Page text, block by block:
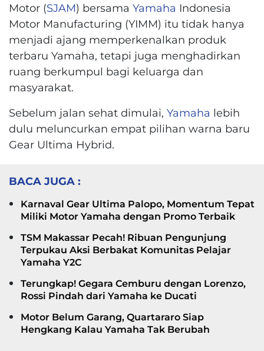
Motor (SJAM) bersama Yamaha Indonesia
Motor Manufacturing (YIMM) itu tidak hanya
menjadi ajang memperkenalkan produk
terbaru Yamaha, tetapi juga menghadirkan
ruang berkumpul bagi keluarga dan
masyarakat.
Sebelum jalan sehat dimulai, Yamaha lebih
dulu meluncurkan empat pilihan warna baru
Gear Ultima Hybrid.
BACA JUGA :
Karnaval Gear Ultima Palopo, Momentum Tepat
Miliki Motor Yamaha dengan Promo Terbaik
TSM Makassar Pecah! Ribuan Pengunjung
Terpukau Aksi Berbakat Komunitas Pelajar
Yamaha Y2C
Terungkap! Gegara Cemburu dengan Lorenzo,
Rossi Pindah dari Yamaha ke Ducati
Motor Belum Garang, Quartararo Siap
Hengkang Kalau Yamaha Tak Berubah